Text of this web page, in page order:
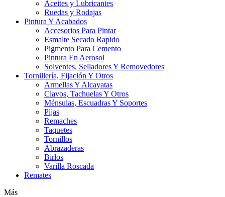
Aceites y Lubricantes
Ruedas y Rodajas
Pintura Y Acabados
Accesorios Para Pintar
Esmalte Secado Rapido
Pigmento Para Cemento
Pintura En Aerosol
Solventes, Selladores Y Removedores
Tornillería, Fijación Y Otros
Armellas Y Alcayatas
Clavos, Tachuelas Y Otros
Ménsulas, Escuadras Y Soportes
Pijas
Remaches
Taquetes
Tornillos
Abrazaderas
Birlos
Varilla Roscada
Remates
Más